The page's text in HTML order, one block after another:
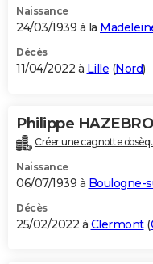
Naissance
24/03/1939 à la
Décès
11/04/2022 à Lille (Nord)
Philippe
Créer une cagnotte
Naissance
06/07/1939 à Boulogne-
Décès
25/02/2022 à Clermont(